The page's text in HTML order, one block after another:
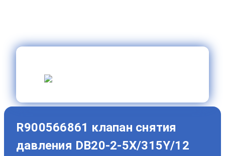
R900566861 клапан снятия
давления DB20-2-5X/315Y/12